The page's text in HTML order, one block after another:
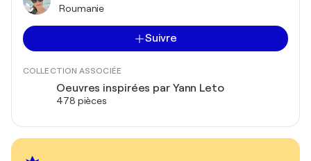
Roumanie
Suivre
COLLECTION ASSOCIÉE
Oeuvres inspirées par Yann Leto
478 pièces